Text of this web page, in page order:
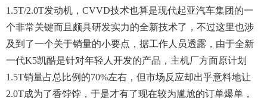
1.5T/2.0T发动机，CVVD技术也算是现代起亚汽车集团的一
个非常关键而且颇具研发实力的全新技术了，不过这里也涉
及到了一个关于销量的小要点，据工作人员透露，由于全新
一代K5凯酷是针对年轻人开发的产品，主机厂方面原计划
1.5T销量占总比例的70%左右，但市场反应却出乎意料地让
2.0T成为了香饽饽，于是才有了现在较为尴尬的订单爆单，